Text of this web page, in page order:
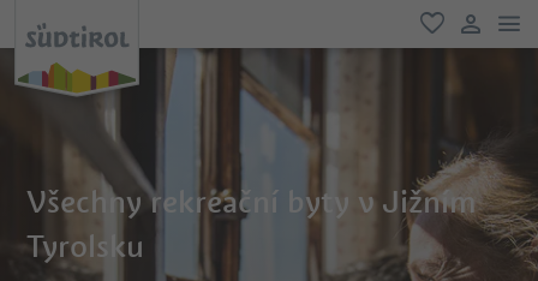
oblíbené
Všechny rekreační byty v Jižním
Tyrolsku